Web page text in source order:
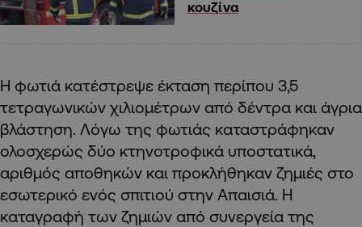
κουζίνα
Η φωτιά κατέστρεψε έκταση περίπου 3,5
τετραγωνικών χιλιομέτρων από δέντρα και άγρια
βλάστηση. Λόγω της φωτιάς καταστράφηκαν
ολοσχερώς δύο κτηνοτροφικά υποστατικά,
αριθμός αποθηκών και προκλήθηκαν ζημιές στο
εσωτερικό ενός σπιτιού στην Απαισιά. Η
καταγραφή των ζημιών από συνεργεία της